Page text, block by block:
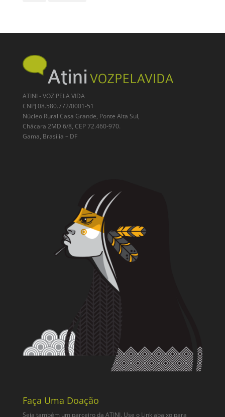
ATINI - VOZ PELA VIDA
CNPJ 08.580.772/0001-51
Núcleo Rural Casa Grande, Ponte Alta Sul,
Chácara 2MD 6/8, CEP 72.460-970.
Gama, Brasília – DF
Faça Uma Doação
Seja também um parceiro da ATINI. Use o Link abaixo para